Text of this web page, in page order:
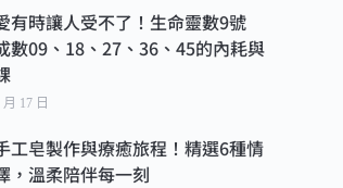
有時讓人受不了！生命靈數9號
數09、18、27、36、45的內耗與
17 日
工皂製作與療癒旅程！精選6種情
，溫柔陪伴每一刻